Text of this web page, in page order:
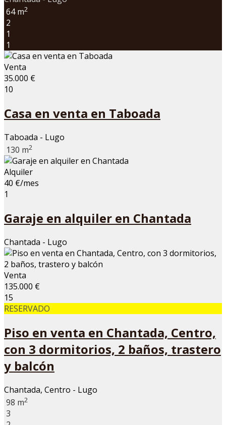
64 m2
2
1
1
Venta
35.000 €
10
Casa en venta en Taboada
Taboada - Lugo
130 m2
Alquiler
40 €/mes
1
Garaje en alquiler en Chantada
Chantada - Lugo
Venta
135.000 €
15
RESERVADO
Piso en venta en Chantada, Centro,
con 3 dormitorios, 2 baños, trastero
y balcón
Chantada, Centro - Lugo
98 m2
3